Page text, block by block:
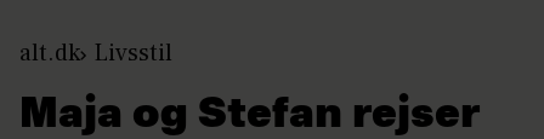
alt.dk Livsstil
Maja og Stefan rejser